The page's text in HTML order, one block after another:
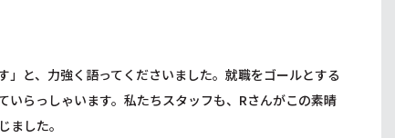
」と、力強く語ってくださいました。就職をゴールとする
らっしゃいます。私たちスタッフも、Rさんがこの素晴
した。